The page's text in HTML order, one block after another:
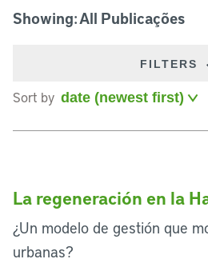
Showing: All Publicações
FILTERS
Sort by
La regeneración en la
¿Un modelo de gestión que
urbanas?